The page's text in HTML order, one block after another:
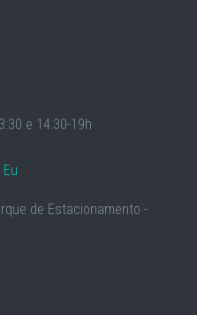
e 14:30-19h
de Estacionamento -